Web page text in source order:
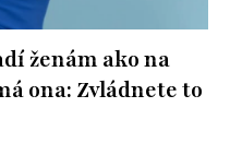
ženám ako na
ona: Zvládnete to